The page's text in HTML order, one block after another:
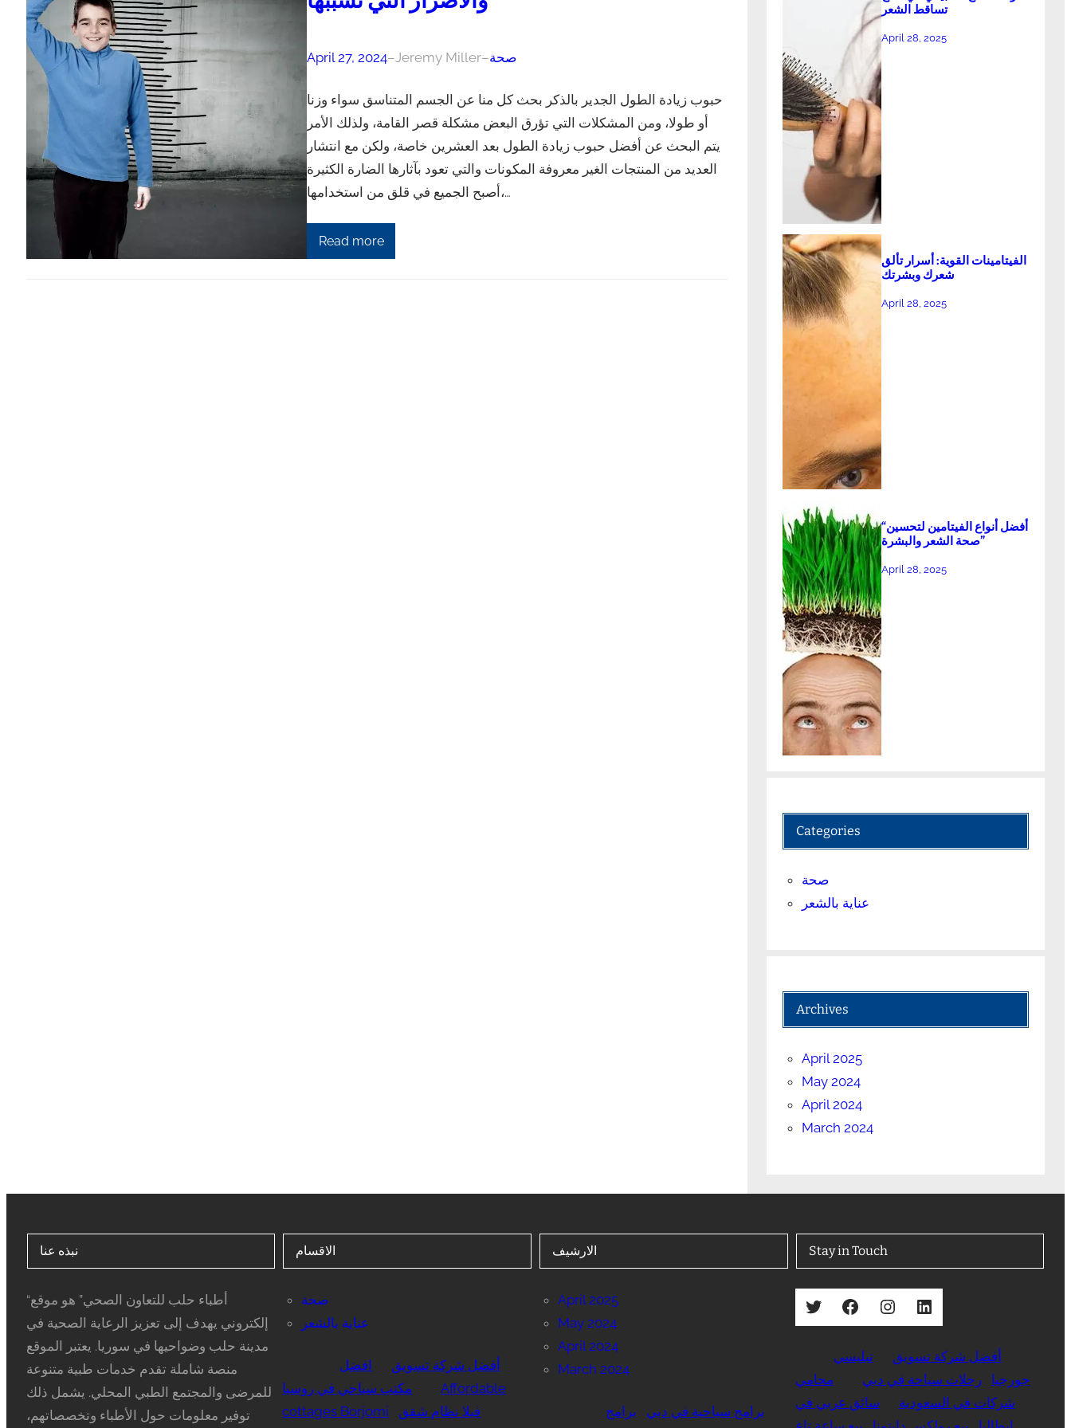
April 27, 2024–Jeremy Miller–صحة
حبوب زيادة الطول الجدير بالذكر بحث كل منا عن الجسم المتناسق سواء وزنا
أو طولا، ومن المشكلات التي تؤرق البعض مشكلة قصر القامة، ولذلك الأمر
يتم البحث عن أفضل حبوب زيادة الطول بعد العشرين خاصة، ولكن مع انتشار
العديد من المنتجات الغير معروفة المكونات والتي تعود بآثارها الضارة الكثيرة
أصبح الجميع في قلق من استخدامها،…
Read more
تساقط الشعر
April 28, 2025
الفيتامينات القوية: أسرار تألق
شعرك وبشرتك
April 28, 2025
“أفضل أنواع الفيتامين لتحسين
صحة الشعر والبشرة”
April 28, 2025
Categories
صحة
عناية بالشعر
Archives
April 2025
May 2024
April 2024
March 2024
نبذه عنا
“أطباء حلب للتعاون الصحي” هو موقع
إلكتروني يهدف إلى تعزيز الرعاية الصحية في
مدينة حلب وضواحيها في سوريا. يعتبر الموقع
منصة شاملة تقدم خدمات طبية متنوعة
للمرضى والمجتمع الطبي المحلي. يشمل ذلك
توفير معلومات حول الأطباء وتخصصاتهم،
الاقسام
صحة
عناية بالشعر
أفضل شركة تسويق
افضل
مكتب سياحي في روسيا
Affordable
cottages Borjomi
فيلا نظام شقق
الارشيف
April 2025
May 2024
April 2024
March 2024
برامج سياحية في دبي
برامج
Stay in Touch
Twitter Facebook Instagram LinkedIn
أفضل شركة تسويق
تبليسي
جورجيا
رحلات سياحة في دبي
محامي
شركات في السعودية
سائق عربي في